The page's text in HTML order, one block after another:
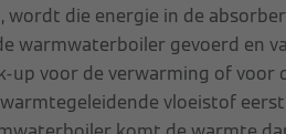
wordt die energie in de
warmwaterboiler gevoerd en
up voor de verwarming of voor
vloeistof